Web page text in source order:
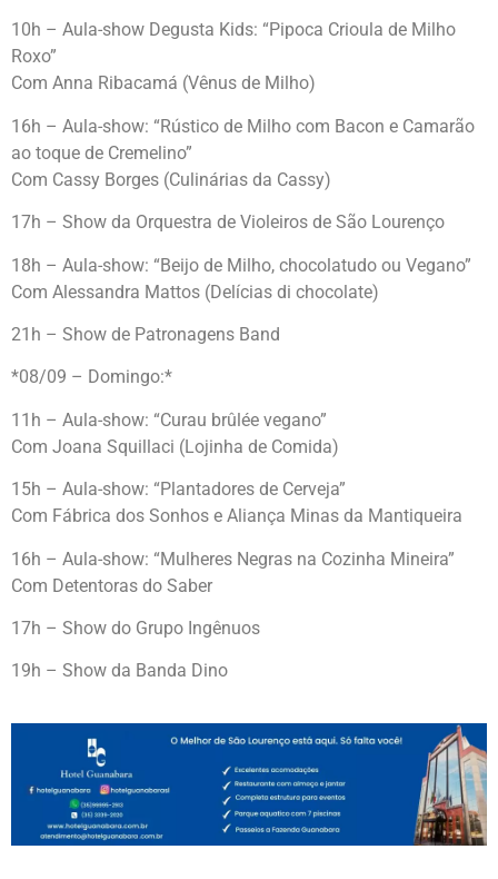
10h – Aula-show Degusta Kids: “Pipoca Crioula de Milho
Roxo”
Com Anna Ribacamá (Vênus de Milho)
16h – Aula-show: “Rústico de Milho com Bacon e Camarão
ao toque de Cremelino”
Com Cassy Borges (Culinárias da Cassy)
17h – Show da Orquestra de Violeiros de São Lourenço
18h – Aula-show: “Beijo de Milho, chocolatudo ou Vegano”
Com Alessandra Mattos (Delícias di chocolate)
21h – Show de Patronagens Band
*08/09 – Domingo:*
11h – Aula-show: “Curau brûlée vegano”
Com Joana Squillaci (Lojinha de Comida)
15h – Aula-show: “Plantadores de Cerveja”
Com Fábrica dos Sonhos e Aliança Minas da Mantiqueira
16h – Aula-show: “Mulheres Negras na Cozinha Mineira”
Com Detentoras do Saber
17h – Show do Grupo Ingênuos
19h – Show da Banda Dino